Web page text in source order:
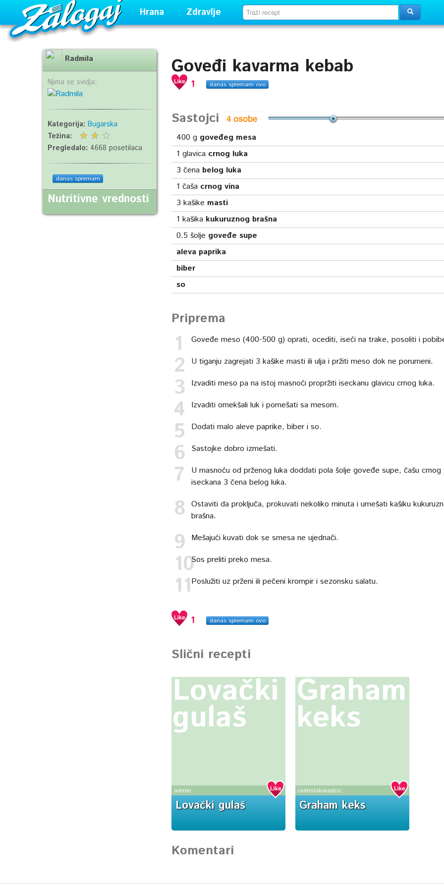
Hrana Zdravlje
Goveđi kavarma kebab
1 danas spremam ovo
Sastojci
400 g goveđeg mesa
1 glavica crnog luka
3 čena belog luka
1 čaša crnog vina
3 kašike masti
1 kašika kukuruznog brašna
0.5 šolje goveđe supe
aleva paprika
biber
so
Priprema
Goveđe meso (400-500 g) oprati, ocediti, iseći na trake, posoliti i
U tiganju zagrejati 3 kašike masti ili ulja i pržiti meso dok ne porumeni.
Izvaditi meso pa na istoj masnoći propržiti iseckanu glavicu crnog luka.
Izvaditi omekšali luk i pomešati sa mesom.
Dodati malo aleve paprike, biber i so.
Sastojke dobro izmešati.
U masnoću od prženog luka doddati pola šolje goveđe supe, čašu crnog
iseckana 3 čena belog luka.
Ostaviti da proključa, prokuvati nekoliko minuta i umešati kašiku
brašna.
Mešajući kuvati dok se smesa ne ujednači.
Sos preliti preko mesa.
Poslužiti uz prženi ili pečeni krompir i sezonsku salatu.
1 danas spremam ovo
Slični recepti
Lovački
gulaš
admin
Lovački gulaš
Graham
keks
radmilakaradzic
Graham keks
Komentari
Radmila
Njima se svidja:
Kategorija: Bugarska
Težina:
Pregledalo: 4668 posetilaca
danas spremam
Nutritivne vrednosti